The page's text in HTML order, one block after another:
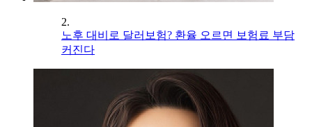
2.
노후 대비로 달러보험? 환율 오르면 보험료 부담
커진다